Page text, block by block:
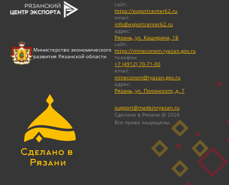
сайт:
https://exportcenter62.ru
email:
info@exportcenter62.ru
адрес:
Рязань, ул. Каширина, 1Б
Министерство экономического
развития Рязанской области
сайт:
https://mineconom.ryazan.gov.ru
телефон:
+7 (4912) 70-71-00
email:
mineconom@ryazan.gov.ru
адрес:
Рязань, ул. Полонского, д. 7
support@madeinryazan.ru
Сделано в Рязани @ 2026
Все права защищены.